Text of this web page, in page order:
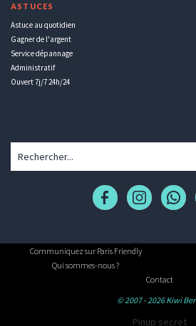
ASTUCES
Astuce au quotidien
Gagner de l'argent
Service dépannage
Administratif
Ouvert 7j/7 24h/24
Communiquez sur Paris Friendly
Qui sommes-nous ?
Contact
© 2007 - 2026 Kiwi
Pinup secret